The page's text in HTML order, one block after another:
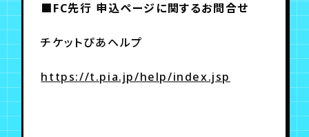
■FC先行 申込ページに関するお問合せ
チケットぴあヘルプ
https://t.pia.jp/help/index.jsp